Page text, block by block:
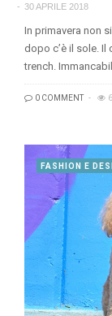
30 APRILE 2018
In primavera non
dopo c’è il sole.
trench.
0 COMMENT
FASHION E